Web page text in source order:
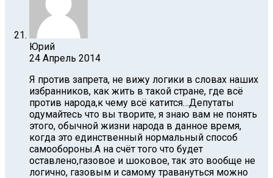
Юрий
24 Апрель 2014
Я против запрета, не вижу логики в словах наших
избранников, как жить в такой стране, где всё
против народа,к чему всё катится…Депутаты
одумайтесь что вы творите, я знаю вам не понять
этого, обычной жизни народа в данное время,
когда это единственный нормальный способ
самообороны.А на счёт того что будет
оставлено,газовое и шоковое, так это вообще не
логично, газовым и самому травануться можно